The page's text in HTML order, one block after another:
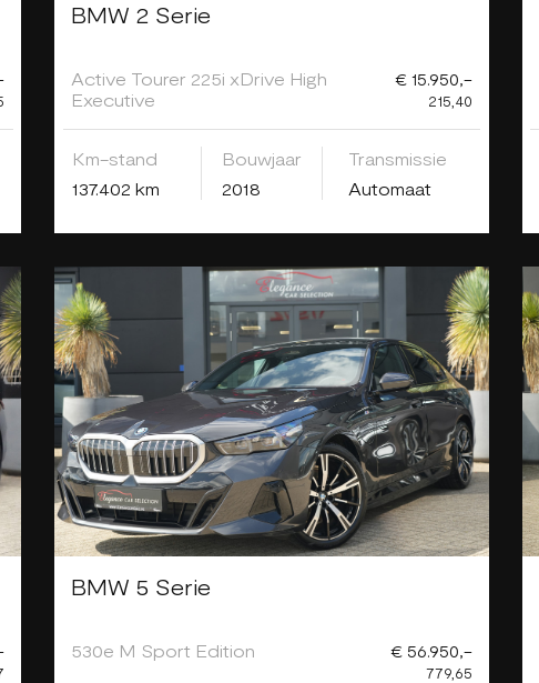
BMW 2 Serie
Active Tourer 225i xDrive High
Executive
€ 15.950,-
215,40
Km-stand
137.402 km
Bouwjaar
2018
Transmissie
Automaat
BMW 5 Serie
530e M Sport Edition € 56.950,-
779,65